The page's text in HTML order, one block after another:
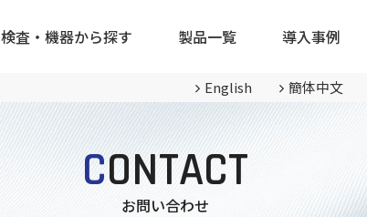
English 簡体中文
検査・機器から探す
脱磁機器
製品⼀覧 導⼊事例
SDSダウンロード
CONTACT
お問い合わせ